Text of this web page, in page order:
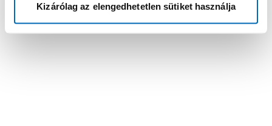
Kizárólag az elengedhetetlen sütiket használja